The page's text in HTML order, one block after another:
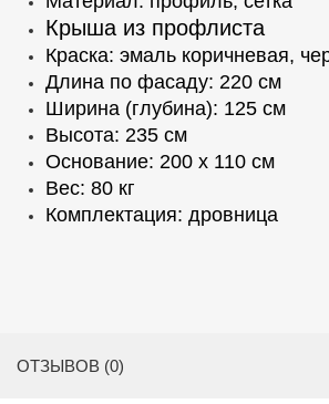
Крыша из профлиста
Краска: эмаль коричневая,
Длина по фасаду: 220 см
Ширина (глубина): 125 см
Высота: 235 см
Основание: 200 х 110 см
Вес: 80 кг
Комплектация: дровница
ОТЗЫВОВ (0)